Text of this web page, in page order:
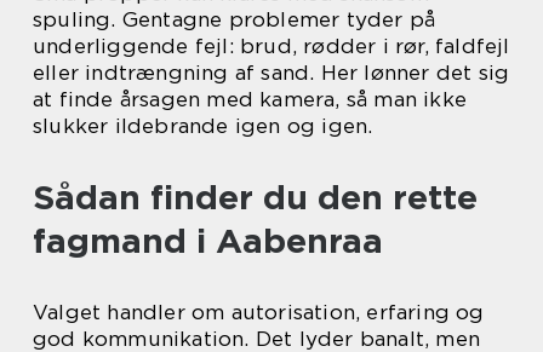
spuling. Gentagne problemer tyder på
underliggende fejl: brud, rødder i rør, faldfejl
eller indtrængning af sand. Her lønner det sig
at finde årsagen med kamera, så man ikke
slukker ildebrande igen og igen.
Sådan finder du den rette
fagmand i Aabenraa
Valget handler om autorisation, erfaring og
god kommunikation. Det lyder banalt, men